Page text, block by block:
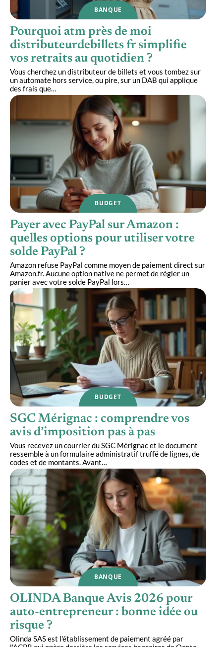
BANQUE
Pourquoi atm près de moi
distributeurdebillets fr simplifie
vos retraits au quotidien ?
Vous cherchez un distributeur de billets et vous tombez sur
un automate hors service, ou pire, sur un DAB qui applique
des frais que
BUDGET
Payer avec PayPal sur Amazon :
quelles options pour utiliser votre
solde PayPal ?
Amazon refuse PayPal comme moyen de paiement direct sur
Amazon.fr. Aucune option native ne permet de régler un
panier avec votre solde PayPal lors…
BUDGET
SGC Mérignac : comprendre vos
avis d’imposition pas à pas
Vous recevez un courrier du SGC Mérignac et le document
ressemble à un formulaire administratif truffé de lignes, de
codes et de montants. Avant…
BANQUE
OLINDA Banque Avis 2026 pour
auto-entrepreneur : bonne idée ou
risque ?
Olinda SAS est l'établissement de paiement agréé par